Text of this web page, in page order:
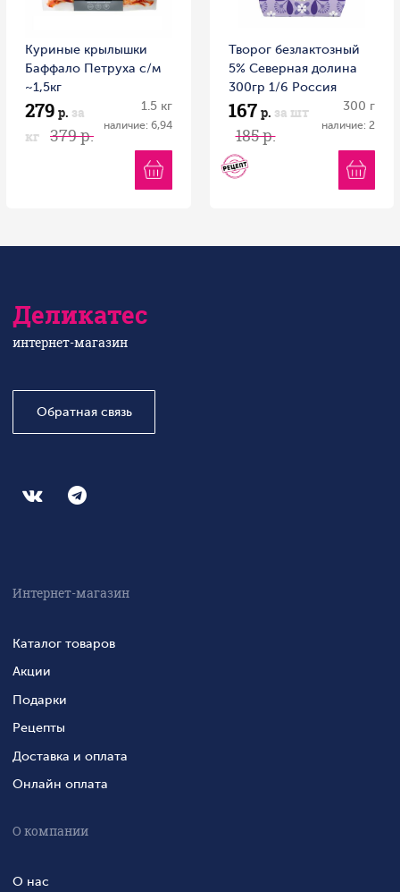
Куриные крылышки
Баффало Петруха с/м
~1,5кг
279 р. за
кг
379 р.
1.5 кг
наличие: 6,94
Творог безлактозный
5% Северная долина
300гр 1/6 Россия
167 р. за шт
185 р.
300 г
наличие: 2
Деликатес
интернет-магазин
Обратная связь
Интернет-магазин
Каталог товаров
Акции
Подарки
Рецепты
Доставка и оплата
Онлайн оплата
О компании
О нас